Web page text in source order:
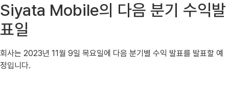
Siyata Mobile의 다음 분기 수익발
표일
회사는 2023년 11월 9일 목요일에 다음 분기별 수익 발표를 발표할 예
정입니다.